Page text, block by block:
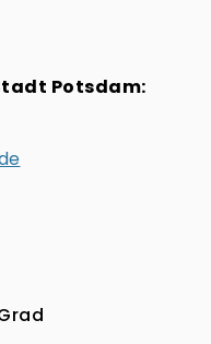
Potsdam: